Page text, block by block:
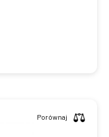
Porównaj